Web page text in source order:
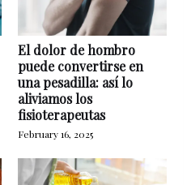
El dolor de hombro
puede convertirse en
una pesadilla: así lo
aliviamos los
fisioterapeutas
February 16, 2025